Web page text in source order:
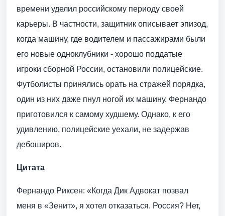
времени уделил российскому периоду своей
карьеры. В частности, защитник описывает эпизод,
когда машину, где водителем и пассажирами были
его новые одноклубники - хорошо поддатые
игроки сборной России, остановили полицейские.
Футболисты принялись орать на стражей порядка,
один из них даже пнул ногой их машину. Фернандо
приготовился к самому худшему. Однако, к его
удивлению, полицейские уехали, не задержав
дебоширов.
Цитата
Фернандо Риксен: «Когда Дик Адвокат позвал
меня в «Зенит», я хотел отказаться. Россия? Нет,